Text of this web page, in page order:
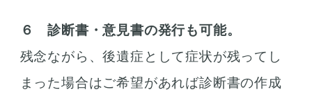
６ 診断書・意見書の発行も可能。
残念ながら、後遺症として症状が残ってし
まった場合はご希望があれば診断書の作成